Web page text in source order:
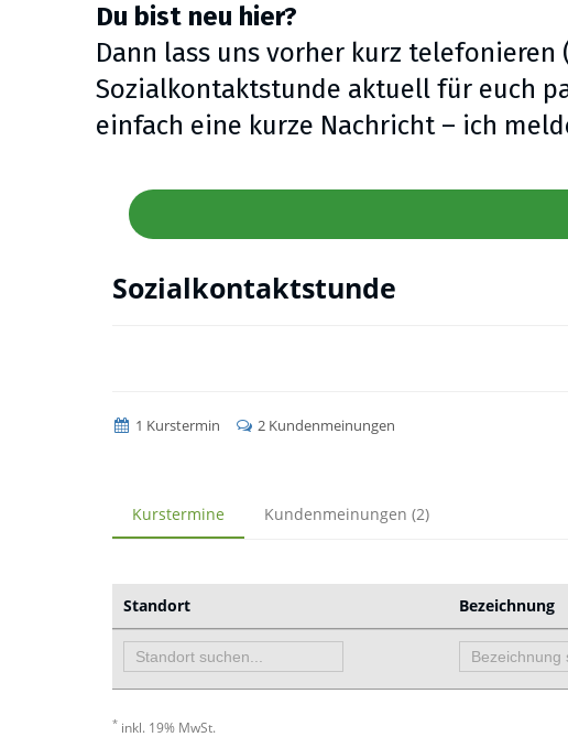
Du bist neu hier?
Dann lass uns vorher kurz telefonieren
Sozialkontaktstunde aktuell für euch
einfach eine kurze Nachricht – ich
Sozialkontaktstunde
1 Kurstermin 2 Kundenmeinungen
Kurstermine Kundenmeinungen (2)
Standort Bezeichnung
* inkl. 19% MwSt.